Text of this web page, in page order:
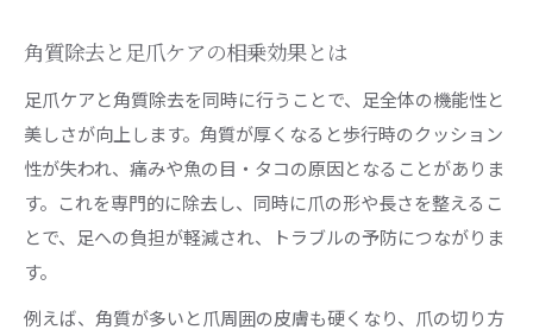
角質除去と足爪ケアの相乗効果とは
足爪ケアと角質除去を同時に行うことで、足全体の機能性と
美しさが向上します。角質が厚くなると歩行時のクッション
性が失われ、痛みや魚の目・タコの原因となることがありま
す。これを専門的に除去し、同時に爪の形や長さを整えるこ
とで、足への負担が軽減され、トラブルの予防につながりま
す。
例えば、角質が多いと爪周囲の皮膚も硬くなり、爪の切り方